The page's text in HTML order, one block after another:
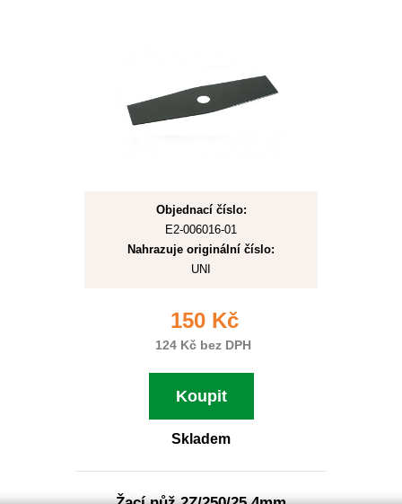
Objednací číslo:
E2-006016-01
Nahrazuje originální číslo:
UNI
150 Kč
124 Kč bez DPH
Koupit
Skladem